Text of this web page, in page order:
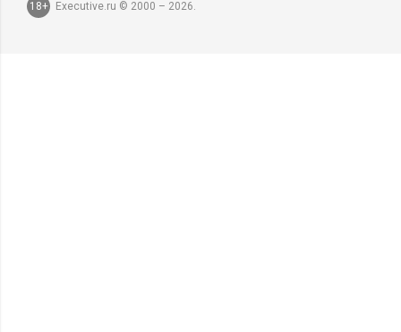
18+ Executive.ru © 2000 – 2026.